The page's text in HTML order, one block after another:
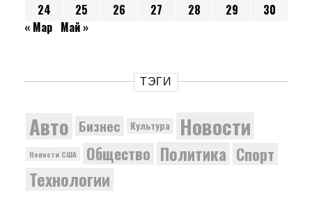
24
25 26 27 28 29
30
« Мар Май »
ТЭГИ
Авто Бизнес Культура Новости
Новости США Общество Политика Спорт
Технологии